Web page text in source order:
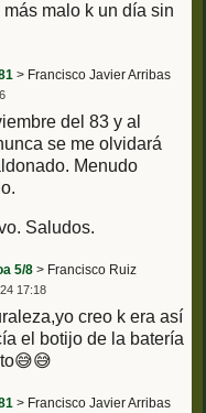
malo k un día sin
> Francisco Javier Arribas
del 83 y al
se me olvidará
Menudo
Saludos.
5/8 > Francisco Ruiz
17:18
creo k era así
el botijo de la batería
> Francisco Javier Arribas